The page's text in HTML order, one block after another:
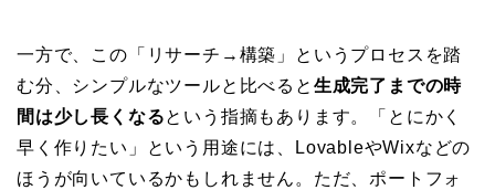
一方で、この「リサーチ→構築」というプロセスを踏
む分、シンプルなツールと比べると 生成完了までの時
間は少し長くなるという指摘もあります。「とにかく
早く作りたい」という用途には、LovableやWixなどの
ほうが向いているかもしれません。ただ、ポートフォ